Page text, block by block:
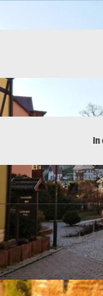
Sächsische Schweiz, Tourismusverband
In